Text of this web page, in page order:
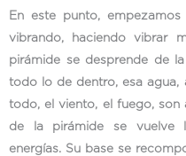
En este punto,
vibrando, haciendo vibrar
pirámide se desprende de
todo lo de dentro, esa agua,
todo, el viento, el fuego, son
de la pirámide se vuelve
energías. Su base se